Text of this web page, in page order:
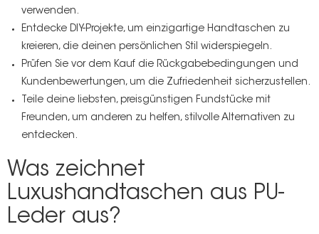
verwenden.
Entdecke DIY-Projekte, um einzigartige Handtaschen zu
kreieren, die deinen persönlichen Stil widerspiegeln.
Prüfen Sie vor dem Kauf die Rückgabebedingungen und
Kundenbewertungen, um die Zufriedenheit sicherzustellen.
Teile deine liebsten, preisgünstigen Fundstücke mit
Freunden, um anderen zu helfen, stilvolle Alternativen zu
entdecken.
Was zeichnet
Luxushandtaschen aus PU-
Leder aus?